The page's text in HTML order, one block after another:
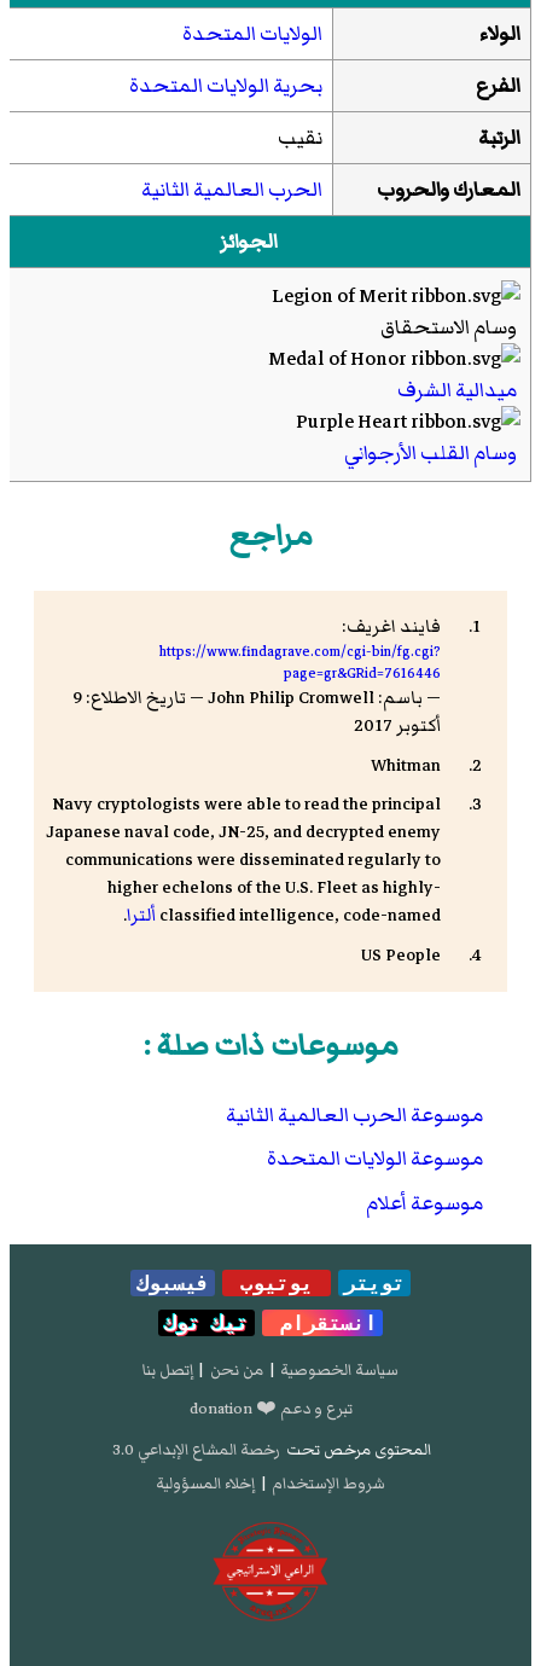
الولاء
الولايات المتحدة
الفرع
بحرية الولايات المتحدة
الرتبة
نقيب
المعارك والحروب
الحرب العالمية الثانية
الجوائز
وسام الاستحقاق
ميدالية الشرف
وسام القلب الأرجواني
مراجع
فايند اغريف:
https://www.findagrave.com/cgi-bin/fg.cgi?
page=gr&GRid=7616446
— باسم: John Philip Cromwell — تاريخ الاطلاع: 9
أكتوبر 2017
Whitman
Navy cryptologists were able to read the principal
Japanese naval code, JN-25, and decrypted enemy
communications were disseminated regularly to
higher echelons of the U.S. Fleet as highly-
classified intelligence, code-namedألترا.
US People
موسوعات ذات صلة :
موسوعة الحرب العالمية الثانية
موسوعة الولايات المتحدة
موسوعة أعلام
تويتر يوتيوب
فيسبوك
انستقرام
تيك توك
سياسة الخصوصية | من نحن | إتصل بنا
تبرع و دعم ❤️ donation
المحتوى مرخص تحت رخصة المشاع الإبداعي 3.0
شروط الإستخدام | إخلاء المسؤولية